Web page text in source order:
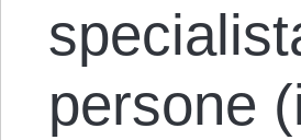
persone